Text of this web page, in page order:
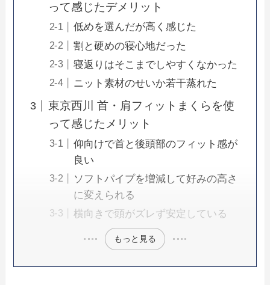
って感じたデメリット
低めを選んだが高く感じた
割と硬めの寝心地だった
寝返りはそこまでしやすくなかった
ニット素材のせいか若干蒸れた
東京西川 首・肩フィットまくらを使
って感じたメリット
仰向けで首と後頭部のフィット感が
良い
ソフトパイプを増減して好みの高さ
に変えられる
横向きで頭がズレず安定している
もっと見る